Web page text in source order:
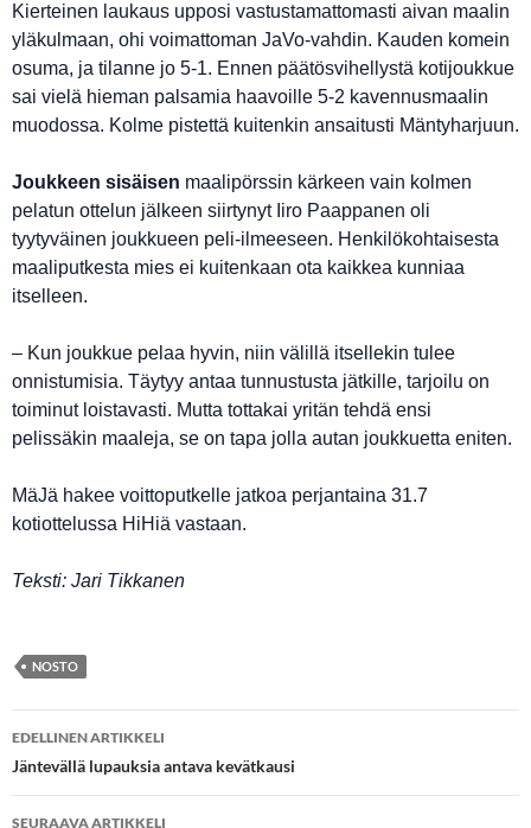
Kierteinen laukaus upposi vastustamattomasti aivan maalin
yläkulmaan, ohi voimattoman JaVo-vahdin. Kauden komein
osuma, ja tilanne jo 5-1. Ennen päätösvihellystä kotijoukkue
sai vielä hieman palsamia haavoille 5-2 kavennusmaalin
muodossa. Kolme pistettä kuitenkin ansaitusti Mäntyharjuun.
Joukkeen sisäisen maalipörssin kärkeen vain kolmen
pelatun ottelun jälkeen siirtynyt Iiro Paappanen oli
tyytyväinen joukkueen peli-ilmeeseen. Henkilökohtaisesta
maaliputkesta mies ei kuitenkaan ota kaikkea kunniaa
itselleen.
– Kun joukkue pelaa hyvin, niin välillä itsellekin tulee
onnistumisia. Täytyy antaa tunnustusta jätkille, tarjoilu on
toiminut loistavasti. Mutta tottakai yritän tehdä ensi
pelissäkin maaleja, se on tapa jolla autan joukkuetta eniten.
MäJä hakee voittoputkelle jatkoa perjantaina 31.7
kotiottelussa HiHiä vastaan.
Teksti: Jari Tikkanen
NOSTO
Artikkelien
selaus
EDELLINEN ARTIKKELI
Jäntevällä lupauksia antava kevätkausi
SEURAAVA ARTIKKELI